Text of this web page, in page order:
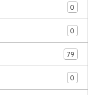
0
0
79
0